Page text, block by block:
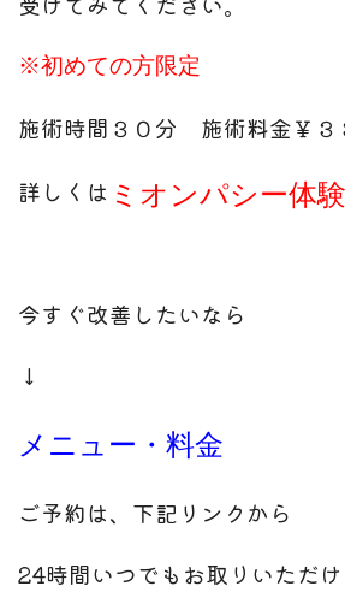
※初めての方限定
施術時間３０分 施術料金￥３
詳しくは ミオンパシー体
今すぐ改善したいなら
↓
メニュー・料金
ご予約は、下記リンクから
24時間いつでもお取りいただけ